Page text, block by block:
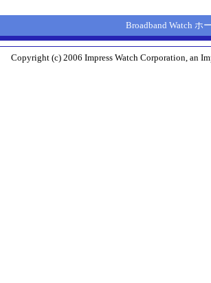
Broadband Watch ホ
Copyright (c) 2006 Impress Watch Corporation, an